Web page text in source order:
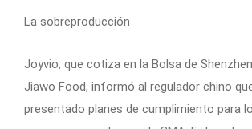
La sobreproducción
Joyvio, que cotiza en la Bolsa de
Jiawo Food, informó al regulador chino
presentado planes de cumplimiento para